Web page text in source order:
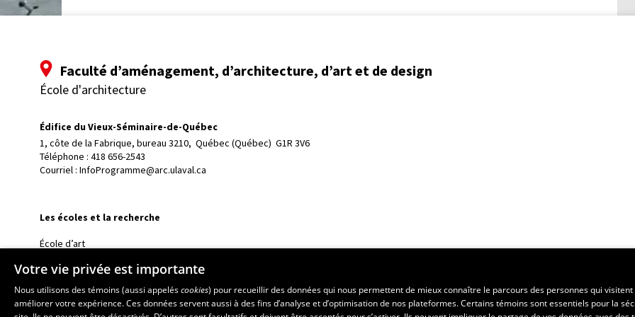
Faculté d’aménagement, d’architecture, d’art et de design
École d'architecture
Édifice du Vieux-Séminaire-de-Québec
1, côte de la Fabrique, bureau 3210, Québec (Québec)  G1R 3V6
Téléphone : 418 656-2543
Courriel : InfoProgramme@arc.ulaval.ca
Les écoles et la recherche
École d’art
École de design
Centre de recherche en aménagement et développement
Votre vie privée est importante
Nous utilisons des témoins (aussi appeléscookies) pour recueillir des données qui nous permettent de mieux connaître le parcours des personnes qui
améliorer votre expérience. Ces données servent aussi à des fins d’analyse et d’optimisation de nos plateformes. Certains témoins sont essentiels pour la